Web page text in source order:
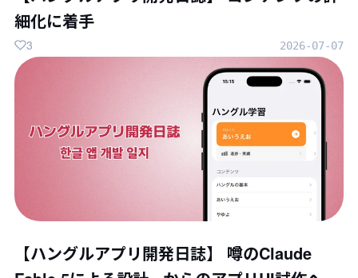
細化に着手
2026-07-07
3
【ハングルアプリ開発日誌】 噂のClaude